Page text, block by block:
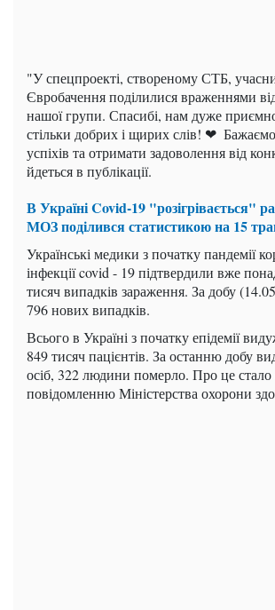
"У спецпроекті, створеному СТБ,
Євробачення поділилися враженнями
нашої групи. Спасибі, нам дуже
стільки добрих і щирих слів! ❤
успіхів та отримати задоволення від
йдеться в публікації.
В Україні Covid-19 "розігрівається"
МОЗ поділився статистикою на 15
Українські медики з початку пандемії
інфекції covid - 19 підтвердили вже
тисяч випадків зараження. За добу
796 нових випадків.
Всього в Україні з початку епідемії
849 тисяч пацієнтів. За останню добу
осіб, 322 людини померло. Про це стало
повідомленню Міністерства охорони